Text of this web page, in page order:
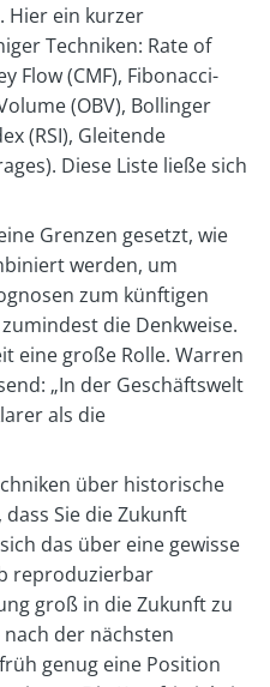
Hier ein kurzer
Techniken: Rate of
Flow (CMF), Fibonacci-
(OBV), Bollinger
(RSI), Gleitende
Diese Liste ließe sich
Grenzen gesetzt, wie
werden, um
zum künftigen
die Denkweise.
eine große Rolle. Warren
„In der Geschäftswelt
als die
über historische
Sie die Zukunft
das über eine gewisse
reproduzierbar
groß in die Zukunft zu
der nächsten
genug eine Position